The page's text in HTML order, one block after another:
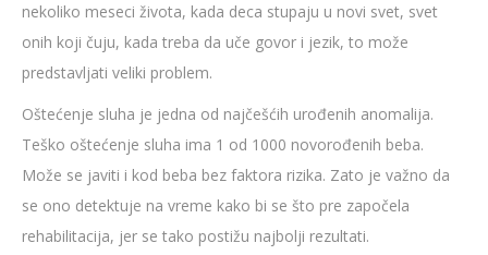
nekoliko meseci života, kada deca stupaju u novi svet, svet
onih koji čuju, kada treba da uče govor i jezik, to može
predstavljati veliki problem.
Oštećenje sluha je jedna od najčešćih urođenih anomalija.
Teško oštećenje sluha ima 1 od 1000 novorođenih beba.
Može se javiti i kod beba bez faktora rizika. Zato je važno da
se ono detektuje na vreme kako bi se što pre započela
rehabilitacija, jer se tako postižu najbolji rezultati.